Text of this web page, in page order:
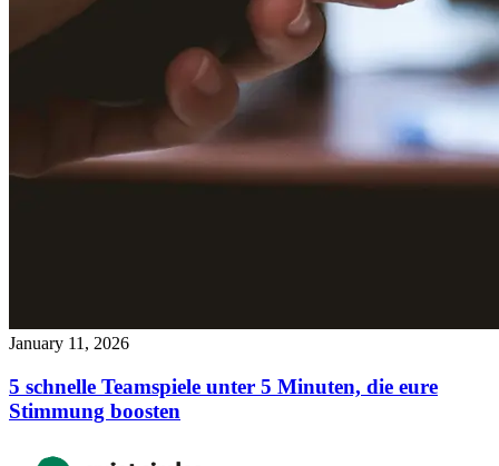
January 11, 2026
5 schnelle Teamspiele unter 5 Minuten, die eure
Stimmung boosten